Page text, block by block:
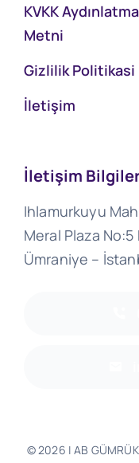
KVKK Aydınlatma
Metni
Gizlilik Politikasi
İletişim
İletişim
Ihlamurkuyu
Meral Plaza No:5
Ümraniye –
© 2026 | AB GÜMRÜK